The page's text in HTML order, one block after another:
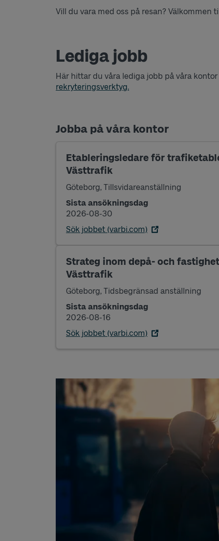
Vill du vara med oss på resan? Välkommen
Lediga jobb
Här hittar du våra lediga jobb på våra
rekryteringsverktyg.
Jobba på våra kontor
Etableringsledare för
Västtrafik
Göteborg, Tillsvidareanställning
Sista ansökningsdag
2026-08-30
Sök jobbet (varbi.com)
Strateg inom depå- och
Västtrafik
Göteborg, Tidsbegränsad anställning
Sista ansökningsdag
2026-08-16
Sök jobbet (varbi.com)